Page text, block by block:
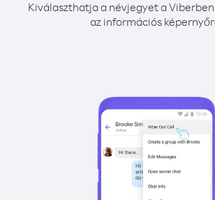
Kiválaszthatja a névjegyet a
az információs